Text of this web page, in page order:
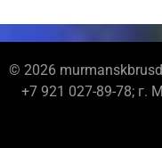
© 2026
+7 921 027-89-78; г.